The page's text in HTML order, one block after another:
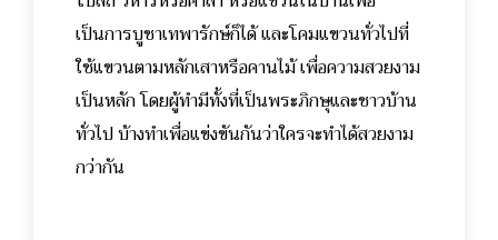
เป็นการบูชาเทพารักษ์ก็ได้ และโคมแขวนทั่วไปที่
ใช้แขวนตามหลักเสาหรือคานไม้ เพื่อความสวยงาม
เป็นหลัก โดยผู้ทำมีทั้งที่เป็นพระภิกษุและชาวบ้าน
ทั่วไป บ้างทำเพื่อแข่งขันกันว่าใครจะทำได้สวยงาม
กว่ากัน